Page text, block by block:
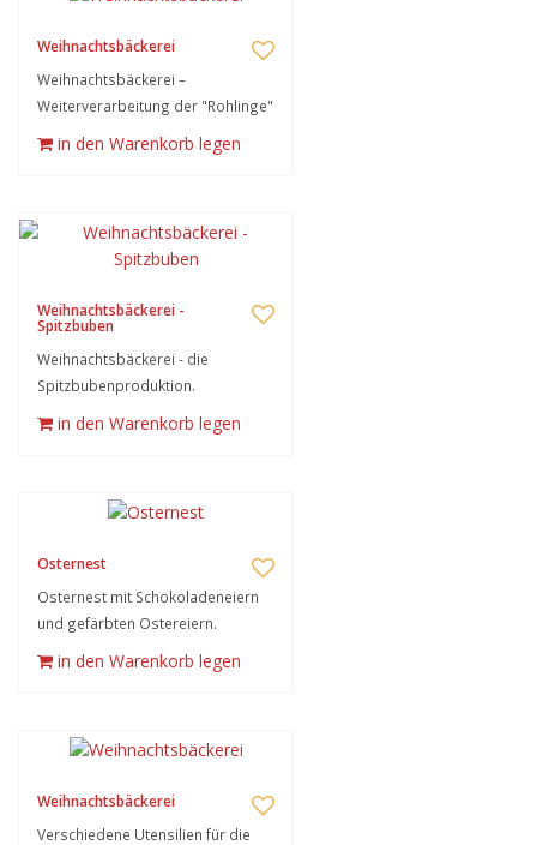
Weihnachtsbäckerei
Weihnachtsbäckerei –
Weiterverarbeitung der "Rohlinge"
in den Warenkorb legen
Weihnachtsbäckerei -
Spitzbuben
Weihnachtsbäckerei - die
Spitzbubenproduktion.
in den Warenkorb legen
Osternest
Osternest mit Schokoladeneiern
und gefärbten Ostereiern.
in den Warenkorb legen
Weihnachtsbäckerei
Verschiedene Utensilien für die